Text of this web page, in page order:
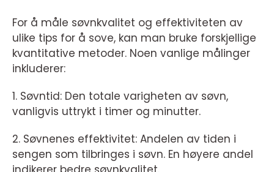
For å måle søvnkvalitet og effektiviteten av
ulike tips for å sove, kan man bruke forskjellige
kvantitative metoder. Noen vanlige målinger
inkluderer:
1. Søvntid: Den totale varigheten av søvn,
vanligvis uttrykt i timer og minutter.
2. Søvnenes effektivitet: Andelen av tiden i
sengen som tilbringes i søvn. En høyere andel